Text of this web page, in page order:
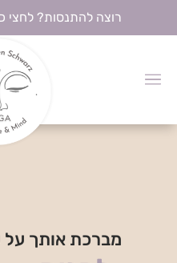
רוצה להתנסות? לחצי
מברכת אותך